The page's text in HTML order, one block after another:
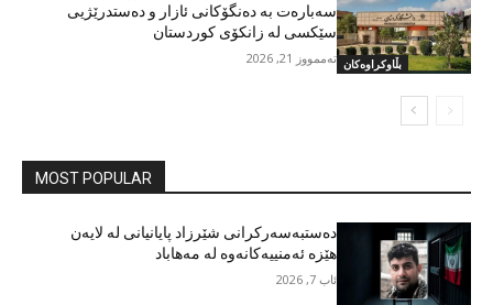
بڵاوکراوەکان
سەبارەت بە دەنگۆکانی ئازار و دەستدرێژیی
سێکسی لە زانکۆی کوردستان
تەممووز 21, 2026
MOST POPULAR
دەستبەسەرکرانی شێرزاد پایانیانی لە لایەن
هێزە ئەمنییەکانەوە لە مەهاباد
ئاب 7, 2026